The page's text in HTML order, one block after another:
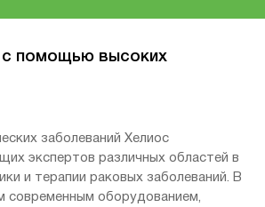
с помощью высоких
заболеваний Хелиос
экспертов различных областей в
и терапии раковых заболеваний. В
современным оборудованием,